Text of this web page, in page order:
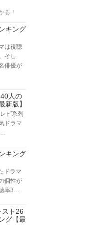
る！
キング
は視聴
そし
俳優が
人の
新版】
ビ系列
ドラマ
…
キング
ドラマ
個性が
率3…
スト26
グ【最